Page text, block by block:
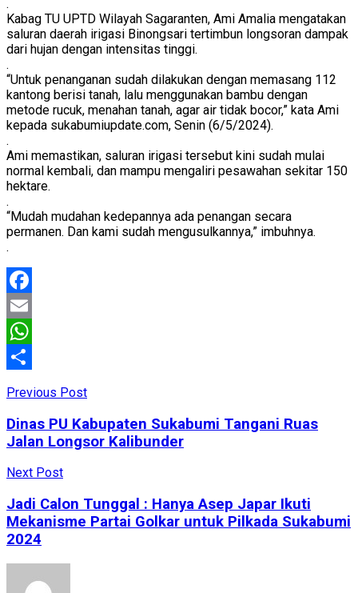
.
Kabag TU UPTD Wilayah Sagaranten, Ami Amalia mengatakan
saluran daerah irigasi Binongsari tertimbun longsoran dampak
dari hujan dengan intensitas tinggi.
.
“Untuk penanganan sudah dilakukan dengan memasang 112
kantong berisi tanah, lalu menggunakan bambu dengan
metode rucuk, menahan tanah, agar air tidak bocor,” kata Ami
kepada sukabumiupdate.com, Senin (6/5/2024).
.
Ami memastikan, saluran irigasi tersebut kini sudah mulai
normal kembali, dan mampu mengaliri pesawahan sekitar 150
hektare.
.
“Mudah mudahan kedepannya ada penangan secara
permanen. Dan kami sudah mengusulkannya,” imbuhnya.
.
Facebook
Email
WhatsApp
Previous Post
Dinas PU Kabupaten Sukabumi Tangani Ruas
Jalan Longsor Kalibunder
Next Post
Jadi Calon Tunggal : Hanya Asep Japar Ikuti
Mekanisme Partai Golkar untuk Pilkada Sukabumi
2024